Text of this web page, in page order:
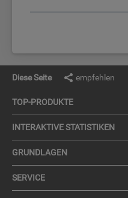
Diese Seite empfehlen
TOP-PRO­DUK­TE
IN­TER­AK­TI­VE STA­TIS­TI­KEN
GRUND­LA­GEN
SER­VICE